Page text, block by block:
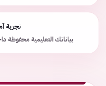
تجربة
بياناتك التعليمية